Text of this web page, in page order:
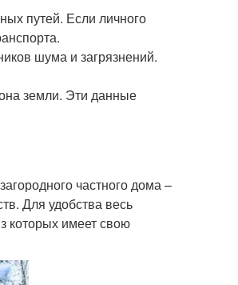
путей. Если личного
шума и загрязнений.
земли. Эти данные
частного дома –
Для удобства весь
которых имеет свою